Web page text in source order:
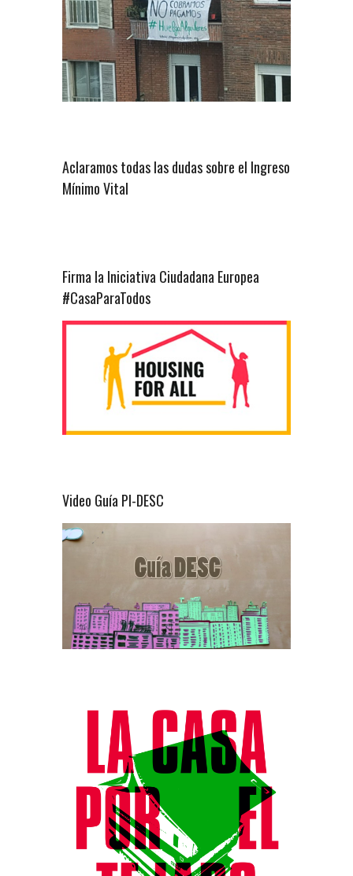
Aclaramos todas las dudas sobre el Ingreso
Mínimo Vital
Firma la Iniciativa Ciudadana Europea
#CasaParaTodos
Video Guía PI-DESC